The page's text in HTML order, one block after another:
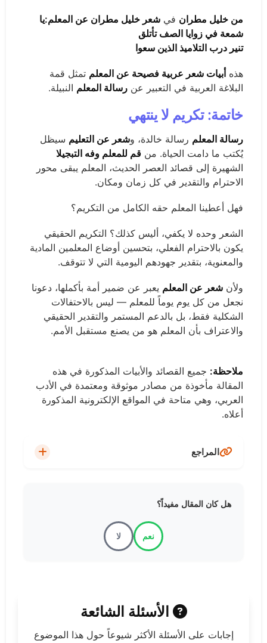
من خليل مطران في شعر خليل مطران عن المعلم:يا
شمعة في زوايا الصف تأتلق
تنير درب التلاميذ الذين سعوا
هذه أبيات شعر عربية فصيحة عن المعلم تمثل قمة
البلاغة العربية في التعبير عن رسالة المعلم النبيلة.
خاتمة: تكريم لا ينتهي
رسالة المعلم رسالة خالدة، وشعر عن التعليم سيظل
يُكتب ما دامت الحياة. من قم للمعلم وفه التبجيلا
الشهيرة إلى قصائد العصر الحديث، المعلم يبقى محور
الاحترام والتقدير في كل زمان ومكان.
فهل أعطينا المعلم حقه الكامل من التكريم؟
الشعر وحده لا يكفي، أليس كذلك؟ التكريم الحقيقي
يكون بالاحترام الفعلي، بتحسين أوضاع المعلمين المادية
والمعنوية، بتقدير جهودهم اليومية التي لا تتوقف.
ولأن شعر عن المعلم يعبر عن ضمير أمة بأكملها، دعونا
نجعل من كل يوم يوماً للمعلم — ليس بالاحتفالات
الشكلية فقط، بل بالدعم المستمر والتقدير الحقيقي
والاعتراف بأن المعلم هو من يصنع مستقبل الأمم.
ملاحظة: جميع القصائد والأبيات المذكورة في هذه
المقالة مأخوذة من مصادر موثوقة ومعتمدة في الأدب
العربي، وهي متاحة في المواقع الإلكترونية المذكورة
أعلاه.
المراجع
هل كان المقال مفيداً؟
نعم لا
الأسئلة الشائعة
إجابات على الأسئلة الأكثر شيوعاً حول هذا الموضوع